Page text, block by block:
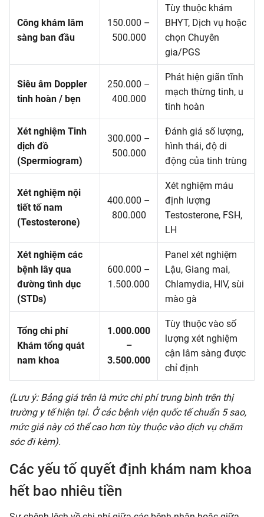
Công khám lâm
sàng ban đầu
150.000 –
500.000
Tùy thuộc khám
BHYT, Dịch vụ hoặc
chọn Chuyên
gia/PGS
Siêu âm Doppler
tinh hoàn / bẹn
250.000 –
400.000
Phát hiện giãn tĩnh
mạch thừng tinh, u
tinh hoàn
Xét nghiệm Tinh
dịch đồ
(Spermiogram)
300.000 –
500.000
Đánh giá số lượng,
hình thái, độ di
động của tinh trùng
Xét nghiệm nội
tiết tố nam
(Testosterone)
400.000 –
800.000
Xét nghiệm máu
định lượng
Testosterone, FSH,
LH
Xét nghiệm các
bệnh lây qua
đường tình dục
(STDs)
600.000 –
1.500.000
Panel xét nghiệm
Lậu, Giang mai,
Chlamydia, HIV, sùi
mào gà
Tổng chi phí
Khám tổng quát
nam khoa
1.000.000
–
3.500.000
Tùy thuộc vào số
lượng xét nghiệm
cận lâm sàng được
chỉ định
(Lưu ý: Bảng giá trên là mức chi phí trung bình trên thị
trường y tế hiện tại. Ở các bệnh viện quốc tế chuẩn 5 sao,
mức giá này có thể cao hơn tùy thuộc vào dịch vụ chăm
sóc đi kèm).
Các yếu tố quyết định khám nam khoa
hết bao nhiêu tiền